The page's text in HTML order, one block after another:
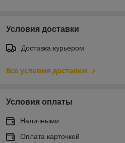
Условия доставки
Доставка курьером
Все условия доставки
Условия оплаты
Наличными
Оплата карточкой